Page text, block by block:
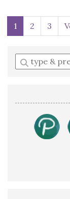
1 2 3
Enter
a